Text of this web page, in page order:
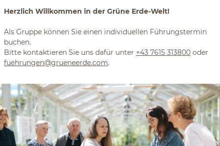
Herzlich Willkommen in der Grüne Erde-Welt!
Als Gruppe können Sie einen individuellen Führungstermin
buchen.
Bitte kontaktieren Sie uns dafür unter +43 7615 313800 oder
fuehrungen@grueneerde.com.